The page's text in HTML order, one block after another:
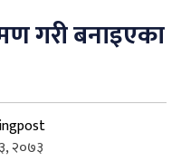
गरी बनाइएका
२०७३